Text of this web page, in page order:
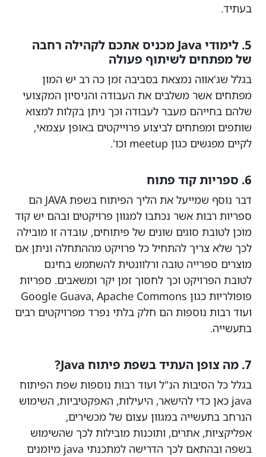
בעתיד.
5. לימודי Java מכניס אתכם לקהילה רחבה
של מפתחים לשיתוף פעולה
בגלל שג'אווה נמצאת בסביבה זמן כה רב יש המון
מפתחים אשר משלבים את העבודה והניסיון המקצועי
שלהם בחייהם מעבר לעבודה וכך ניתן בקלות למצוא
שותפים ומפתחים לביצוע פרוייקטים באופן עצמאי,
לקיים מפגשים כגון meetup וכו'.
6. ספריות קוד פתוח
דבר נוסף שמייעל את הליך הפיתוח בשפת JAVA הם
ספריות רבות אשר נכתבו למגוון פרויקטים ובהם יש קוד
מוכן לטובת סוגים שונים של פיתוחים, עובדה זו מובילה
לכך שלא צריך להתחיל כל פרויקט מההתחלה וניתן אם
מוצרים ספרייה טובה ורלוונטית להשתמש בחינם
לטובת הפרויקט וכך לחסוך זמן יקר ומשאבים. ספריות
פופולריות כגון Google Guava, Apache Commons
ועוד רבות נוספות הם חלק בלתי נפרד מפרויקטים רבים
בתעשייה.
7. מה צופן העתיד בשפת פיתוח Java?
בגלל כל הסיבות הנ"ל ועוד רבות נוספות שפת הפיתוח
java כאן כדי להישאר, היעילות, האפקטיביות, השימוש
הנרחב בתעשייה במגוון עצום של מכשירים,
אפליקציות, אתרים, ותוכנות מובילות לכך שהשימוש
בשפה ובהתאם לכך הדרישה למתכנתי java מיומנים